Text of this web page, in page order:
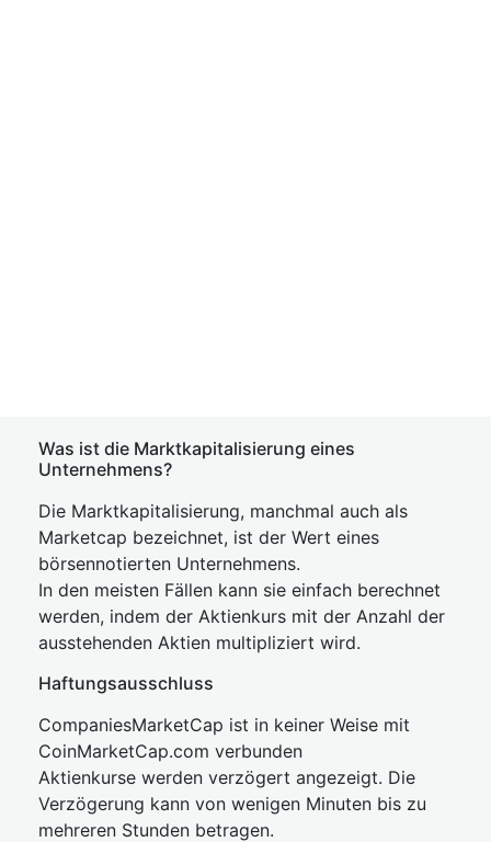
Was ist die Marktkapitalisierung eines
Unternehmens?
Die Marktkapitalisierung, manchmal auch als
Marketcap bezeichnet, ist der Wert eines
börsennotierten Unternehmens.
In den meisten Fällen kann sie einfach berechnet
werden, indem der Aktienkurs mit der Anzahl der
ausstehenden Aktien multipliziert wird.
Haftungsausschluss
CompaniesMarketCap ist in keiner Weise mit
CoinMarketCap.com verbunden
Aktienkurse werden verzögert angezeigt. Die
Verzögerung kann von wenigen Minuten bis zu
mehreren Stunden betragen.